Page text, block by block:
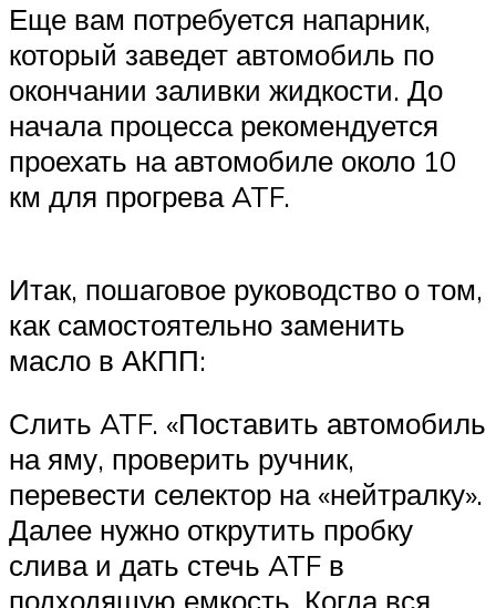
Еще вам потребуется напарник,
который заведет автомобиль по
окончании заливки жидкости. До
начала процесса рекомендуется
проехать на автомобиле около 10
км для прогрева ATF.
Итак, пошаговое руководство о том,
как самостоятельно заменить
масло в АКПП:
Слить ATF. «Поставить автомобиль
на яму, проверить ручник,
перевести селектор на «нейтралку».
Далее нужно открутить пробку
слива и дать стечь ATF в
подходящую емкость. Когда вся